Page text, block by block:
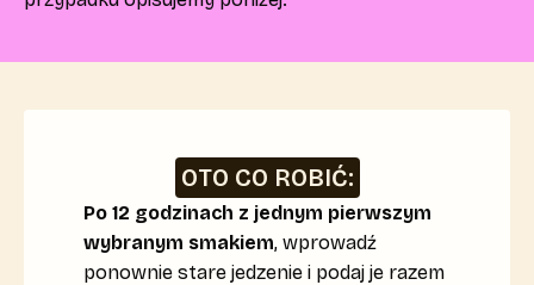
OTO CO ROBIĆ:
Po 12 godzinach z jednym pierwszym
wybranym smakiem, wprowadź
ponownie stare jedzenie i podaj je razem